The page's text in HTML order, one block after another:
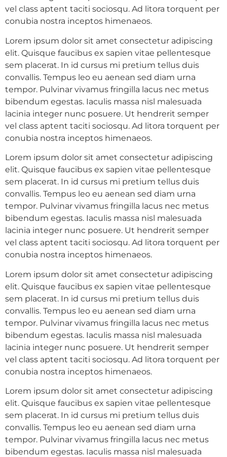
vel class aptent taciti sociosqu. Ad litora torquent per
conubia nostra inceptos himenaeos.
Lorem ipsum dolor sit amet consectetur adipiscing
elit. Quisque faucibus ex sapien vitae pellentesque
sem placerat. In id cursus mi pretium tellus duis
convallis. Tempus leo eu aenean sed diam urna
tempor. Pulvinar vivamus fringilla lacus nec metus
bibendum egestas. Iaculis massa nisl malesuada
lacinia integer nunc posuere. Ut hendrerit semper
vel class aptent taciti sociosqu. Ad litora torquent per
conubia nostra inceptos himenaeos.
Lorem ipsum dolor sit amet consectetur adipiscing
elit. Quisque faucibus ex sapien vitae pellentesque
sem placerat. In id cursus mi pretium tellus duis
convallis. Tempus leo eu aenean sed diam urna
tempor. Pulvinar vivamus fringilla lacus nec metus
bibendum egestas. Iaculis massa nisl malesuada
lacinia integer nunc posuere. Ut hendrerit semper
vel class aptent taciti sociosqu. Ad litora torquent per
conubia nostra inceptos himenaeos.
Lorem ipsum dolor sit amet consectetur adipiscing
elit. Quisque faucibus ex sapien vitae pellentesque
sem placerat. In id cursus mi pretium tellus duis
convallis. Tempus leo eu aenean sed diam urna
tempor. Pulvinar vivamus fringilla lacus nec metus
bibendum egestas. Iaculis massa nisl malesuada
lacinia integer nunc posuere. Ut hendrerit semper
vel class aptent taciti sociosqu. Ad litora torquent per
conubia nostra inceptos himenaeos.
Lorem ipsum dolor sit amet consectetur adipiscing
elit. Quisque faucibus ex sapien vitae pellentesque
sem placerat. In id cursus mi pretium tellus duis
convallis. Tempus leo eu aenean sed diam urna
tempor. Pulvinar vivamus fringilla lacus nec metus
bibendum egestas. Iaculis massa nisl malesuada